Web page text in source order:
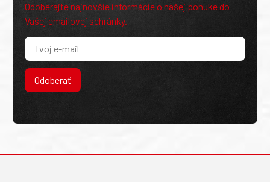
Odoberajte najnovšie informácie o našej ponuke do
Vašej emailovej schránky.
Odoberať